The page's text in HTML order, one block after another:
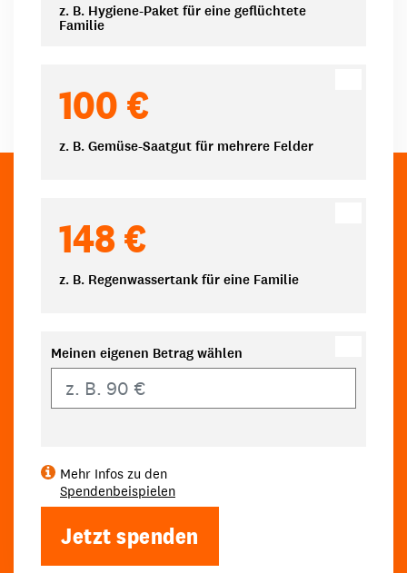
z. B. Hygiene-Paket für eine geflüchtete
Familie
100 €
z. B. Gemüse-Saatgut für mehrere Felder
148 €
z. B. Regenwassertank für eine Familie
Meinen eigenen Betrag wählen
Mehr Infos zu den
Spendenbeispielen
Jetzt spenden